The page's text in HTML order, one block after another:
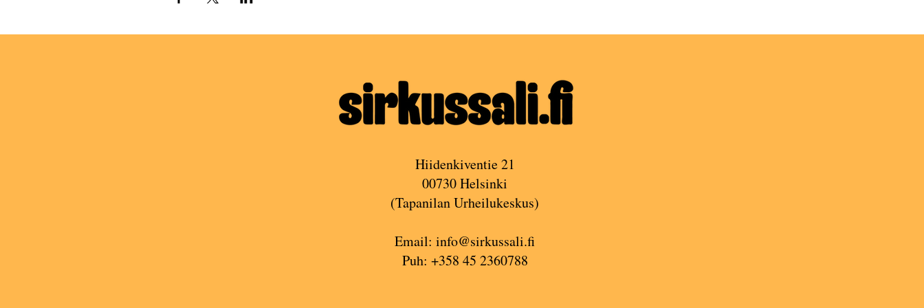
Hiidenkiventie 21
00730 Helsinki
(Tapanilan Urheilukeskus)
Email: info@sirkussali.fi
Puh: +358 45 2360788